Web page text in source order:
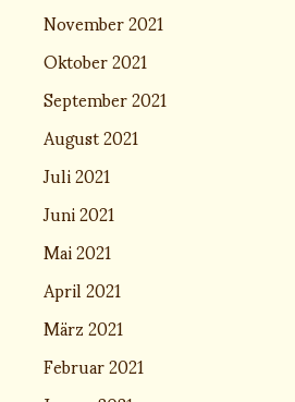
November 2021
Oktober 2021
September 2021
August 2021
Juli 2021
Juni 2021
Mai 2021
April 2021
März 2021
Februar 2021